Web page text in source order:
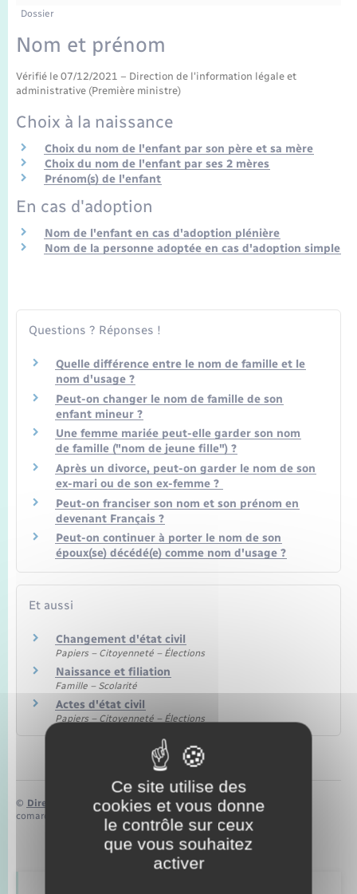
Etat-civil - Papiers - Citoyenneté
Mariage – PACS
Parrainage civil
Recensement
Logement - Urbanisme
Nouvel habitant
Numérique
Sécurité - Prévention
Seniors
Transports
Transports scolaires
Voirie et espace public
Travaux - Autorisation d’occupation de l’espace
Compétences
Plan interactif
Présentation de la commune
Publications
La Communauté de communes
Dossier
Nom et prénom
Vérifié le 07/12/2021 – Direction de l'information légale et
administrative (Première ministre)
Choix à la naissance
Choix du nom de l'enfant par son père et sa mère
Choix du nom de l'enfant par ses 2 mères
Prénom(s) de l'enfant
En cas d'adoption
Nom de l'enfant en cas d'adoption plénière
Nom de la personne adoptée en cas d'adoption simple
Questions ? Réponses !
Quelle différence entre le nom de famille et le
nom d'usage ?
Peut-on changer le nom de famille de son
enfant mineur ?
Une femme mariée peut-elle garder son nom
de famille ("nom de jeune fille") ?
Après un divorce, peut-on garder le nom de son
ex-mari ou de son ex-femme ?
Peut-on franciser son nom et son prénom en
devenant Français ?
Peut-on continuer à porter le nom de son
époux(se) décédé(e) comme nom d'usage ?
Et aussi
Changement d'état civil
Papiers – Citoyenneté – Élections
Naissance et filiation
Famille – Scolarité
Actes d'état civil
Papiers – Citoyenneté – Élections
© Direction de l’information légale et administrative
comarquage developpé parbaseo.io
Ce site utilise des
cookies et vous donne
le contrôle sur ceux
que vous souhaitez
activer